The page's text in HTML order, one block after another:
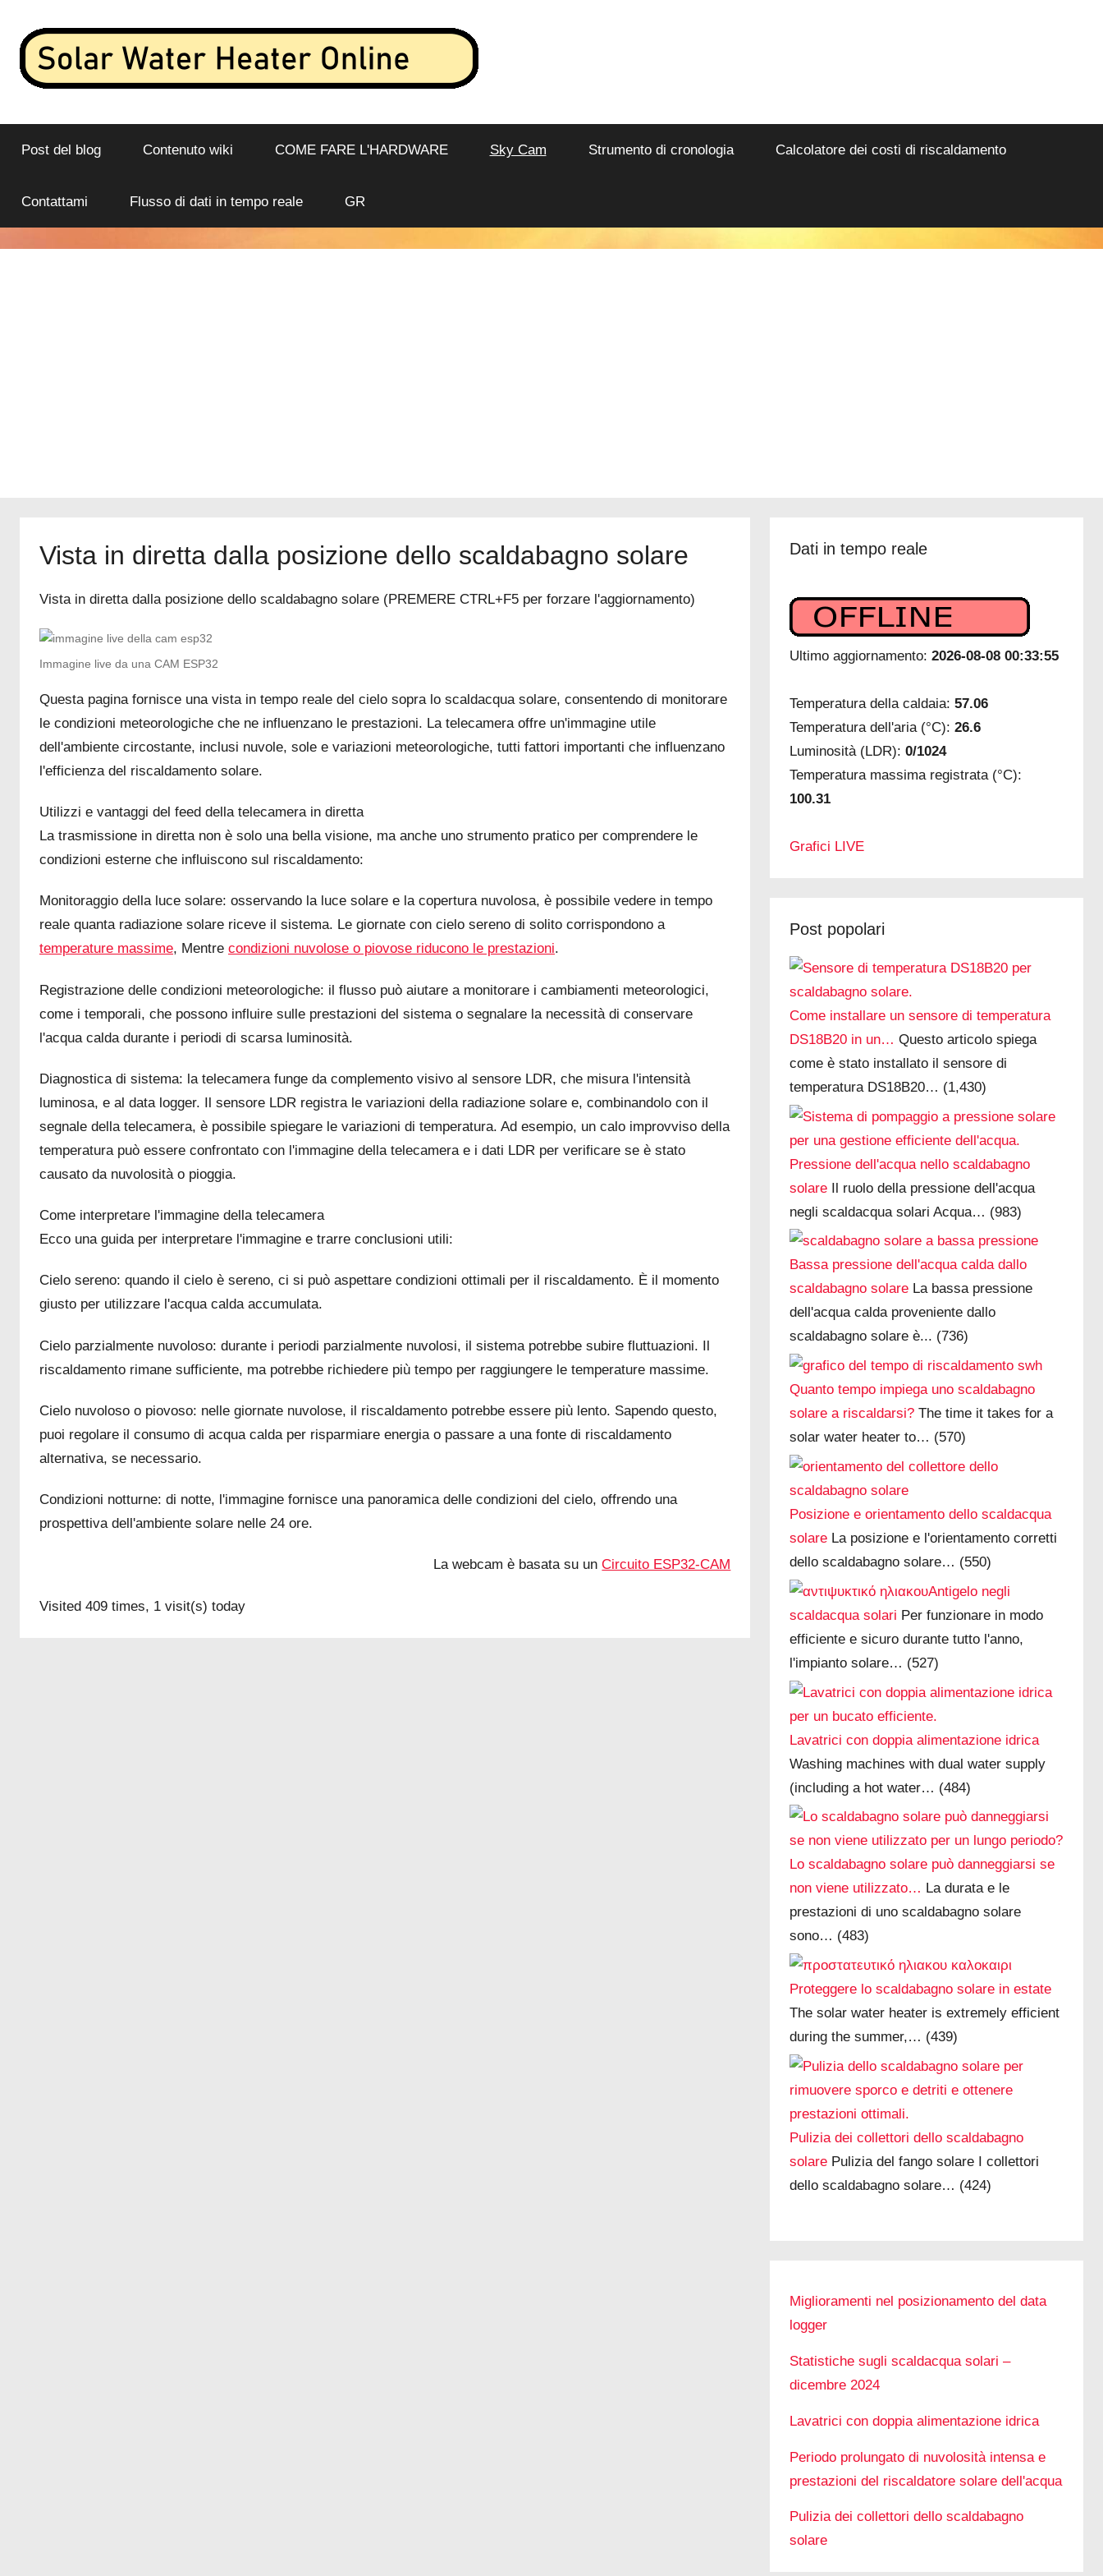
contenuto
Scaldabagno
solare
online
di
dati
Post del blog Contenuto wiki COME FARE L'HARDWARE Sky Cam Strumento di cronologia Calcolatore dei costi di riscaldamento
Contattami Flusso di dati in tempo reale GR
Vista in diretta dalla posizione dello scaldabagno solare
Vista in diretta dalla posizione dello scaldabagno solare (PREMERE CTRL+F5 per forzare l'aggiornamento)
Immagine live da una CAM ESP32
Questa pagina fornisce una vista in tempo reale del cielo sopra lo scaldacqua solare, consentendo di monitorare
le condizioni meteorologiche che ne influenzano le prestazioni. La telecamera offre un'immagine utile
dell'ambiente circostante, inclusi nuvole, sole e variazioni meteorologiche, tutti fattori importanti che influenzano
l'efficienza del riscaldamento solare.
Utilizzi e vantaggi del feed della telecamera in diretta
La trasmissione in diretta non è solo una bella visione, ma anche uno strumento pratico per comprendere le
condizioni esterne che influiscono sul riscaldamento:
Monitoraggio della luce solare: osservando la luce solare e la copertura nuvolosa, è possibile vedere in tempo
reale quanta radiazione solare riceve il sistema. Le giornate con cielo sereno di solito corrispondono a
temperature massime, Mentre condizioni nuvolose o piovose riducono le prestazioni.
Registrazione delle condizioni meteorologiche: il flusso può aiutare a monitorare i cambiamenti meteorologici,
come i temporali, che possono influire sulle prestazioni del sistema o segnalare la necessità di conservare
l'acqua calda durante i periodi di scarsa luminosità.
Diagnostica di sistema: la telecamera funge da complemento visivo al sensore LDR, che misura l'intensità
luminosa, e al data logger. Il sensore LDR registra le variazioni della radiazione solare e, combinandolo con il
segnale della telecamera, è possibile spiegare le variazioni di temperatura. Ad esempio, un calo improvviso della
temperatura può essere confrontato con l'immagine della telecamera e i dati LDR per verificare se è stato
causato da nuvolosità o pioggia.
Come interpretare l'immagine della telecamera
Ecco una guida per interpretare l'immagine e trarre conclusioni utili:
Cielo sereno: quando il cielo è sereno, ci si può aspettare condizioni ottimali per il riscaldamento. È il momento
giusto per utilizzare l'acqua calda accumulata.
Cielo parzialmente nuvoloso: durante i periodi parzialmente nuvolosi, il sistema potrebbe subire fluttuazioni. Il
riscaldamento rimane sufficiente, ma potrebbe richiedere più tempo per raggiungere le temperature massime.
Cielo nuvoloso o piovoso: nelle giornate nuvolose, il riscaldamento potrebbe essere più lento. Sapendo questo,
puoi regolare il consumo di acqua calda per risparmiare energia o passare a una fonte di riscaldamento
alternativa, se necessario.
Condizioni notturne: di notte, l'immagine fornisce una panoramica delle condizioni del cielo, offrendo una
prospettiva dell'ambiente solare nelle 24 ore.
La webcam è basata su unCircuito ESP32-CAM
Visited 409 times, 1 visit(s) today
Dati in tempo reale
Ultimo aggiornamento:2026-08-08 00:33:55
Temperatura della caldaia:57.06
Temperatura dell'aria (°C):26.6
Luminosità (LDR):0/1024
Temperatura massima registrata (°C):
100.31
Grafici LIVE
Post popolari
Come installare un sensore di temperatura
DS18B20 in un… Questo articolo spiega
come è stato installato il sensore di
temperatura DS18B20… (1,430)
Pressione dell'acqua nello scaldabagno
solare Il ruolo della pressione dell'acqua
negli scaldacqua solari Acqua… (983)
Bassa pressione dell'acqua calda dallo
scaldabagno solare La bassa pressione
dell'acqua calda proveniente dallo
scaldabagno solare è... (736)
Quanto tempo impiega uno scaldabagno
solare a riscaldarsi? The time it takes for a
solar water heater to… (570)
Posizione e orientamento dello scaldacqua
solare La posizione e l'orientamento corretti
dello scaldabagno solare… (550)
Antigelo negli
scaldacqua solari Per funzionare in modo
efficiente e sicuro durante tutto l'anno,
l'impianto solare… (527)
Lavatrici con doppia alimentazione idrica
Washing machines with dual water supply
(including a hot water… (484)
Lo scaldabagno solare può danneggiarsi se
non viene utilizzato… La durata e le
prestazioni di uno scaldabagno solare
sono… (483)
Proteggere lo scaldabagno solare in estate
The solar water heater is extremely efficient
during the summer,… (439)
Pulizia dei collettori dello scaldabagno
solare Pulizia del fango solare I collettori
dello scaldabagno solare… (424)
Miglioramenti nel posizionamento del data
logger
Statistiche sugli scaldacqua solari –
dicembre 2024
Lavatrici con doppia alimentazione idrica
Periodo prolungato di nuvolosità intensa e
prestazioni del riscaldatore solare dell'acqua
Pulizia dei collettori dello scaldabagno
solare